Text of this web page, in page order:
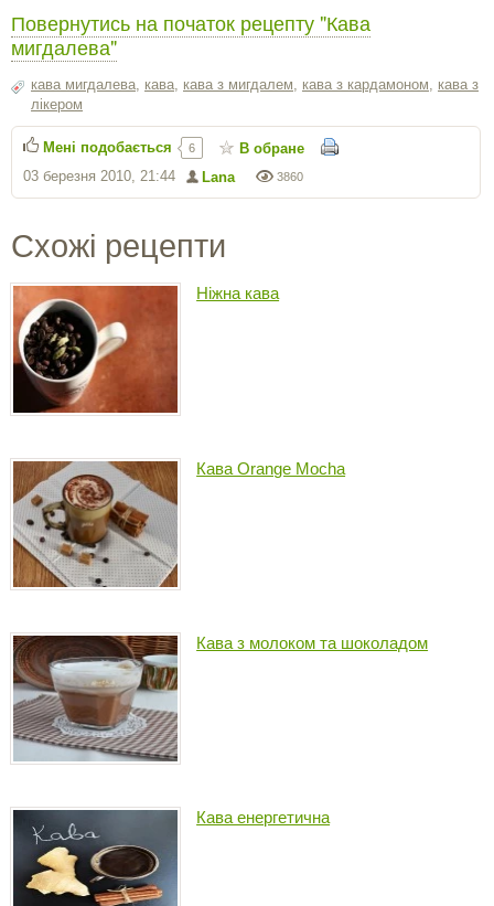
Повернутись на початок рецепту "Кава
мигдалева"
кава мигдалева, кава, кава з мигдалем, кава з кардамоном, кава з
лікером
3860
Lana
03 березня 2010, 21:44
Мені подобається 6 В обране
Схожі рецепти
Ніжна кава
Кава Orange Mocha
Кава з молоком та шоколадом
Кава енергетична